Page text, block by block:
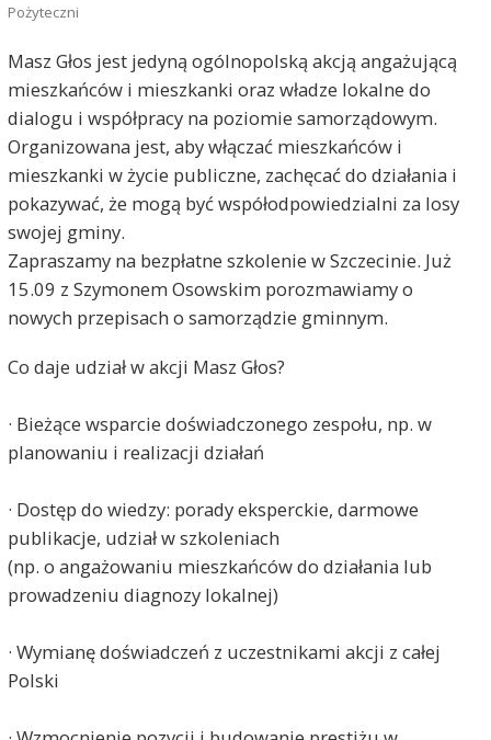
Pożyteczni
Masz Głos jest jedyną ogólnopolską akcją angażującą
mieszkańców i mieszkanki oraz władze lokalne do
dialogu i współpracy na poziomie samorządowym.
Organizowana jest, aby włączać mieszkańców i
mieszkanki w życie publiczne, zachęcać do działania i
pokazywać, że mogą być współodpowiedzialni za losy
swojej gminy.
Zapraszamy na bezpłatne szkolenie w Szczecinie. Już
15.09 z Szymonem Osowskim porozmawiamy o
nowych przepisach o samorządzie gminnym.
Co daje udział w akcji Masz Głos?
· Bieżące wsparcie doświadczonego zespołu, np. w
planowaniu i realizacji działań
· Dostęp do wiedzy: porady eksperckie, darmowe
publikacje, udział w szkoleniach
(np. o angażowaniu mieszkańców do działania lub
prowadzeniu diagnozy lokalnej)
· Wymianę doświadczeń z uczestnikami akcji z całej
Polski